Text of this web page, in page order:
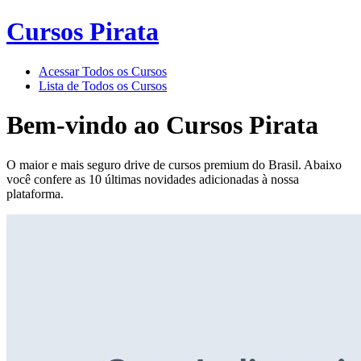
Cursos Pirata
Acessar Todos os Cursos
Lista de Todos os Cursos
Bem-vindo ao Cursos Pirata
O maior e mais seguro drive de cursos premium do Brasil. Abaixo
você confere as 10 últimas novidades adicionadas à nossa
plataforma.